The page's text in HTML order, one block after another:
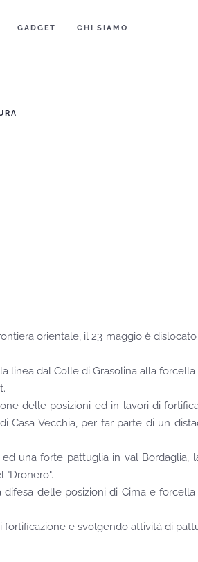
GADGET CHI SIAMO
orientale, il 23 maggio è
linea dal Colle di Grasolina alla forcella
delle posizioni ed in lavori di
Casa Vecchia, per far parte di un
una forte pattuglia in val Bordaglia,
"Dronero".
delle posizioni di Cima e forcella
e svolgendo attività di